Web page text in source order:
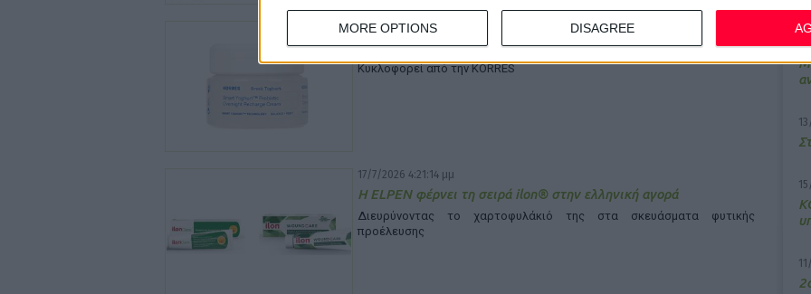
MORE OPTIONS DISAGREE
7/
22/7/2026 4:48:02 μμ
Νέα Smart Yoghurt™ Κρέμα Νύχτας με Προβιοτικά
Κυκλοφορεί από την KORRES
17/7/2026 4:21:14 μμ
Η ELPEN φέρνει τη σειρά ilon® στην ελληνική αγορά
Διευρύνοντας το χαρτοφυλάκιό της στα σκευάσματα φυτικής
προέλευσης